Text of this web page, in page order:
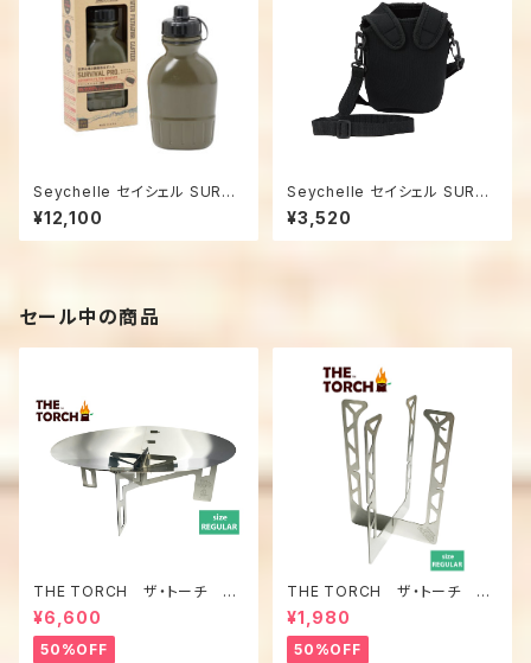
Seychelle セイシェル SURVI
VAL PRO サバイバルプロ 浄水
ボトル
¥12,100
Seychelle セイシェル SURVI
VAL PRO. サバイバルプロ 専用
ポーチ
¥3,520
セール中の商品
THE TORCH ザ・トーチ 焚
火台
¥6,600
50%OFF
THE TORCH ザ・トーチ ２
WAY ゴトク（レギュラーサイズ）
¥1,980
50%OFF